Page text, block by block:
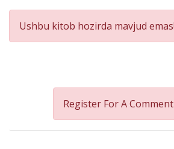
Ushbu kitob hozirda mavjud
Register For A Comment